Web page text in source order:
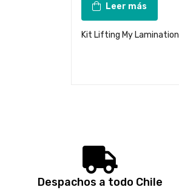
Leer más
Kit Lifting My Lamination
Despachos a todo Chile